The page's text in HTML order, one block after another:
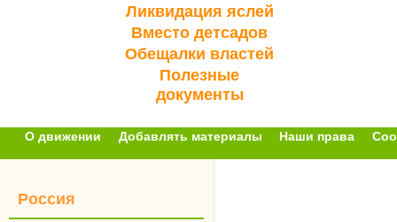
Ликвидация яслей
Вместо детсадов
Обещалки властей
Полезные
документы
О движении Добавлять материалы Наши права
Россия